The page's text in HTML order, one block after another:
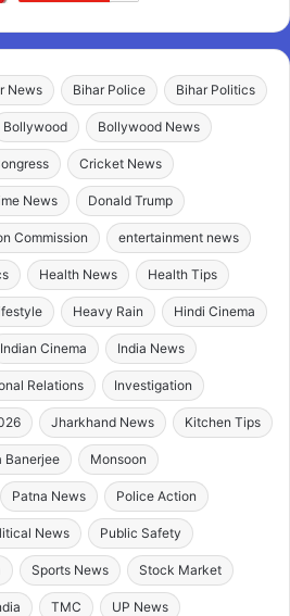
News Bihar Police Bihar Politics
Bollywood Bollywood News
Cricket News
News Donald Trump
Commission entertainment news
Health News Health Tips
Heavy Rain Hindi Cinema
Indian Cinema India News
Relations Investigation
Jharkhand News Kitchen Tips
Banerjee Monsoon
Patna News Police Action
News Public Safety
Sports News Stock Market
TMC UP News